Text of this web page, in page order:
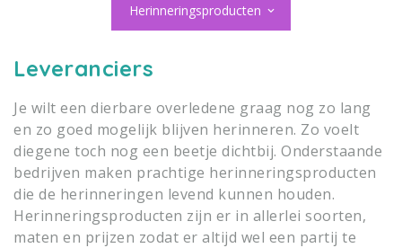
Herinneringsproducten
Leveranciers
Je wilt een dierbare overledene graag nog zo lang
en zo goed mogelijk blijven herinneren. Zo voelt
diegene toch nog een beetje dichtbij. Onderstaande
bedrijven maken prachtige herinneringsproducten
die de herinneringen levend kunnen houden.
Herinneringsproducten zijn er in allerlei soorten,
maten en prijzen zodat er altijd wel een partij te